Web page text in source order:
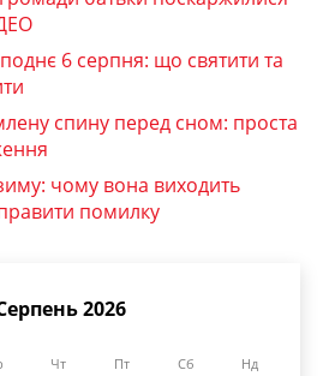
6 серпня: що святити та
спину перед сном: проста
чому вона виходить
помилку
2026
Чт Пт Сб Нд